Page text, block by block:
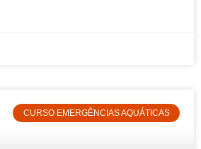
CURSO EMERGÊNCIAS AQUÁTICAS